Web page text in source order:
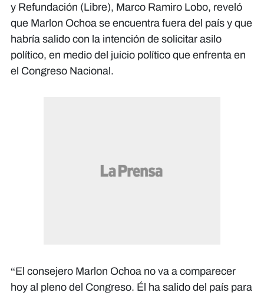
y Refundación (Libre), Marco Ramiro Lobo, reveló
que Marlon Ochoa se encuentra fuera del país y que
habría salido con la intención de solicitar asilo
político, en medio del juicio político que enfrenta en
el Congreso Nacional.
“El consejero Marlon Ochoa no va a comparecer
hoy al pleno del Congreso. Él ha salido del país para